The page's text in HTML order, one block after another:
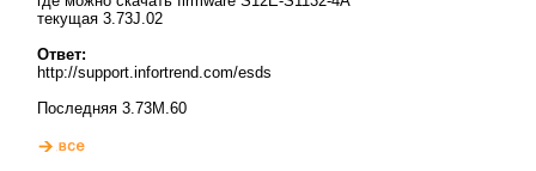
текущая 3.73J.02
Ответ:
http://support.infortrend.com/esds
Последняя 3.73M.60